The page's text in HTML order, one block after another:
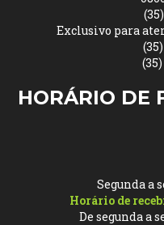
Exclusivo para
HORÁRIO DE
Segunda a
Horário de
De segunda a